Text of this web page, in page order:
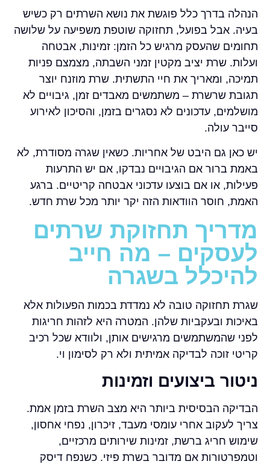
הנהלה בדרך כלל פוגשת את נושא השרתים רק כשיש
בעיה. אבל בפועל, תחזוקה שוטפת משפיעה על שלושה
תחומים שהעסק מרגיש כל הזמן: זמינות, אבטחה
ועלות. שרת יציב מקטין זמני השבתה, מצמצם פניות
תמיכה, ומאריך את חיי התשתית. שרת מוזנח יוצר
תגובת שרשרת – משתמשים מאבדים זמן, גיבויים לא
מושלמים, עדכונים לא נסגרים בזמן, והסיכון לאירוע
סייבר עולה.
יש כאן גם היבט של אחריות. כשאין שגרה מסודרת, לא
באמת ברור אם הגיבויים נבדקו, אם יש התרעות
פעילות, או אם בוצעו עדכוני אבטחה קריטיים. ברגע
האמת, חוסר הוודאות הזה יקר יותר מכל שרת חדש.
מדריך תחזוקת שרתים
לעסקים – מה חייב
להיכלל בשגרה
שגרת תחזוקה טובה לא נמדדת בכמות הפעולות אלא
באיכות ובעקביות שלהן. המטרה היא לזהות חריגות
לפני שהמשתמשים מרגישים אותן, ולוודא שכל רכיב
קריטי זוכה לבדיקה אמיתית ולא רק לסימון וי.
ניטור ביצועים וזמינות
הבדיקה הבסיסית ביותר היא מצב השרת בזמן אמת.
צריך לעקוב אחרי עומסי מעבד, זיכרון, נפחי אחסון,
שימוש חריג ברשת, זמינות שירותים מרכזיים,
וטמפרטורות אם מדובר בשרת פיזי. כשנפח דיסק